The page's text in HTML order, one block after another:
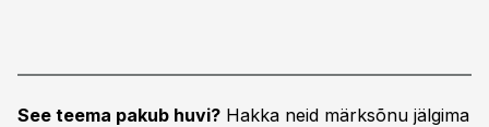
See teema pakub huvi? Hakka neid märksõnu jälgima